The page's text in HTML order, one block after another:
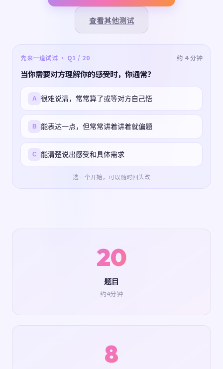
查看其他测试
先来一道试试 · Q1 / 20 约 4 分钟
当你需要对方理解你的感受时，你通常？
A 很难说清，常常算了或等对方自己悟
B 能表达一点，但常常讲着讲着就偏题
C 能清楚说出感受和具体需求
选一个开始，可以随时回头改
20
题目
约4分钟
8